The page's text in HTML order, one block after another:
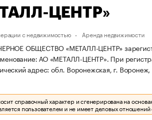
ЦЕНТР»
с недвижимостью Аренда недвижимости
ОБЩЕСТВО «МЕТАЛЛ-ЦЕНТР»
АО «МЕТАЛЛ-ЦЕНТР». При
адрес: обл. Воронежская, г. Воронеж,
справочный характер и сгенерирована на
пользователем и не имеет деловых